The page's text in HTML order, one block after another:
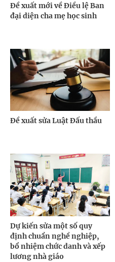
Đề xuất mới về Điều lệ Ban
đại diện cha mẹ học sinh
Đề xuất sửa Luật Đấu thầu
Dự kiến sửa một số quy
định chuẩn nghề nghiệp,
bổ nhiệm chức danh và xếp
lương nhà giáo